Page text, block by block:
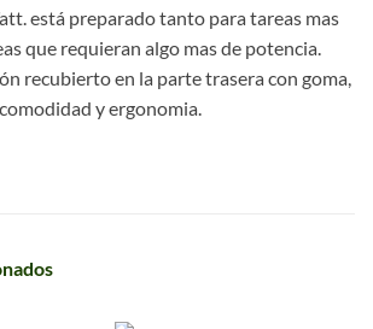
está preparado tanto para tareas mas
que requieran algo mas de potencia.
recubierto en la parte trasera con goma,
y ergonomia.